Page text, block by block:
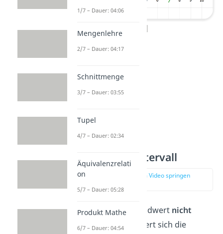
[2;7]
Halboffenes Intervall
zur Stelle im Video springen
Ist der Start- oder Endwert nicht
enthalten, dann ändert sich die
1/7 – Dauer: 04:06
Mengenlehre
2/7 – Dauer: 04:17
Schnittmenge
3/7 – Dauer: 03:55
Tupel
4/7 – Dauer: 02:34
Äquivalenzrelati
on
5/7 – Dauer: 05:28
Produkt Mathe
6/7 – Dauer: 04:54